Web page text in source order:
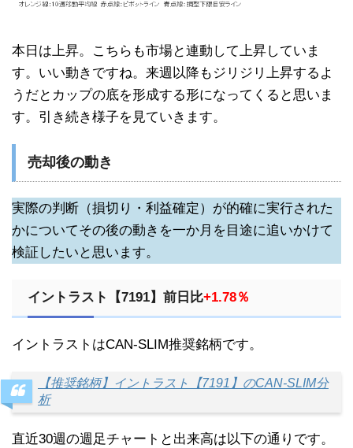
本日は上昇。こちらも市場と連動して上昇していま
す。いい動きですね。来週以降もジリジリ上昇するよ
うだとカップの底を形成する形になってくると思いま
す。引き続き様子を見ていきます。
売却後の動き
実際の判断（損切り・利益確定）が的確に実行された
かについてその後の動きを一か月を目途に追いかけて
検証したいと思います。
イントラスト【7191】前日比+1.78％
イントラストはCAN-SLIM推奨銘柄です。
【推奨銘柄】イントラスト【7191】のCAN-SLIM分
析
直近30週の週足チャートと出来高は以下の通りです。